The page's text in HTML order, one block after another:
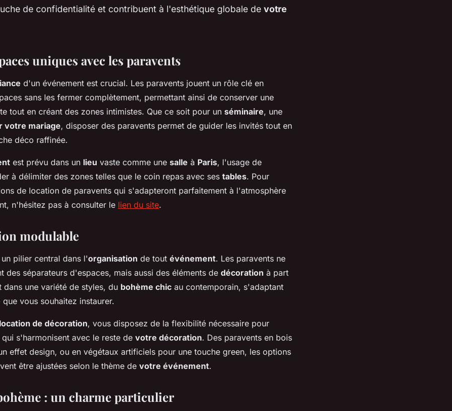
de confidentialité et contribuent à l'esthétique globale de votre
uniques avec les paravents
d'un événement est crucial. Les paravents jouent un rôle clé en
sans les fermer complètement, permettant ainsi de conserver une
tout en créant des zones intimistes. Que ce soit pour un séminaire, une
votre mariage, disposer des paravents permet de guider les invités tout en
déco raffinée.
est prévu dans un lieu vaste comme une salle à Paris, l'usage de
à délimiter des zones telles que le coin repas avec ses tables. Pour
de location de paravents qui s'adapteront parfaitement à l'atmosphère
n'hésitez pas à consulter le lien du site.
modulable
pilier central dans l'organisation de tout événement. Les paravents ne
des séparateurs d'espaces, mais aussi des éléments de décoration à part
dans une variété de styles, du bohème chic au contemporain, s'adaptant
que vous souhaitez instaurer.
location de décoration, vous disposez de la flexibilité nécessaire pour
s'harmonisent avec le reste de votre décoration. Des paravents en bois
effet design, ou en végétaux artificiels pour une touche green, les options
être ajustées selon le thème de votre événement.
: un charme particulier